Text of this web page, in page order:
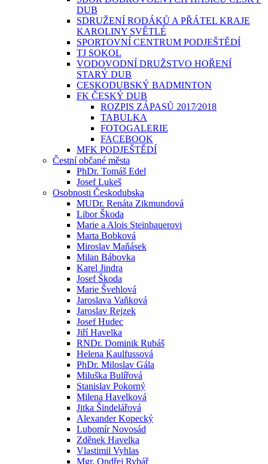
DUB
SDRUŽENÍ RODÁKŮ A PŘÁTEL KRAJE
KAROLINY SVĚTLÉ
SPORTOVNÍ CENTRUM PODJEŠTĚDÍ
TJ SOKOL
VODOVODNÍ DRUŽSTVO HOŘENÍ
STARÝ DUB
CESKODUBSKÝ BADMINTON
FK ČESKÝ DUB
ROZPIS ZÁPASŮ 2017⁄2018
TABULKA
FOTOGALERIE
FACEBOOK
MFK PODJEŠTĚDÍ
Čestní občané města
PhDr. Tomáš Edel
Josef Lukeš
Osobnosti Českodubska
MUDr. Renáta Zikmundová
Libor Škoda
Marie a Alois Steinbauerovi
Marta Bobková
Miroslav Maňásek
Milan Bábovka
Karel Jindra
Josef Škoda
Marie Švehlová
Jaroslava Vaňková
Jaroslav Rejzek
Josef Hudec
Jiří Havelka
RNDr. Dominik Rubáš
Helena Kaulfussová
PhDr. Miloslav Gála
Miluška Bulířová
Stanislav Pokorný
Milena Havelková
Jitka Šindelářová
Alexander Kopecký
Lubomír Novosád
Zděnek Havelka
Vlastimil Vyhlas
Mgr. Ondřej Rybář